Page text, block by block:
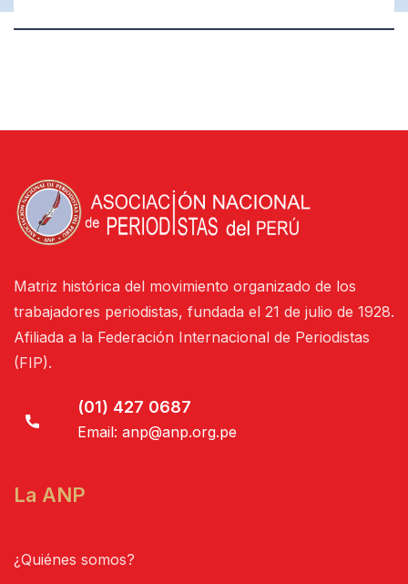
Matriz histórica del movimiento organizado de los
trabajadores periodistas, fundada el 21 de julio de 1928.
Afiliada a la Federación Internacional de Periodistas
(FIP).
(01) 427 0687
Email: anp@anp.org.pe
La ANP
¿Quiénes somos?